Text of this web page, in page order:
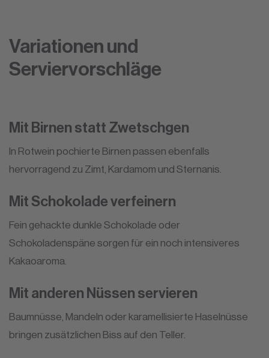
Variationen und
Serviervorschläge
Mit Birnen statt Zwetschgen
In Rotwein pochierte Birnen passen ebenfalls
hervorragend zu Zimt, Kardamom und Sternanis.
Mit Schokolade verfeinern
Fein gehackte dunkle Schokolade oder
Schokoladenspäne sorgen für ein noch intensiveres
Kakaoaroma.
Mit anderen Nüssen servieren
Baumnüsse, Mandeln oder karamellisierte Haselnüsse
bringen zusätzlichen Biss auf den Teller.